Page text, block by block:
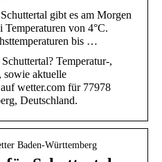
gibt es am Morgen
Temperaturen von 4°C.
bis …
Temperatur-,
sowie aktuelle
wetter.com für 77978
Deutschland.
Baden-Württemberg